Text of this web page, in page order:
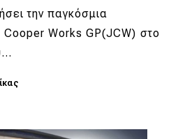
την παγκόσμια
Works GP(JCW) στο